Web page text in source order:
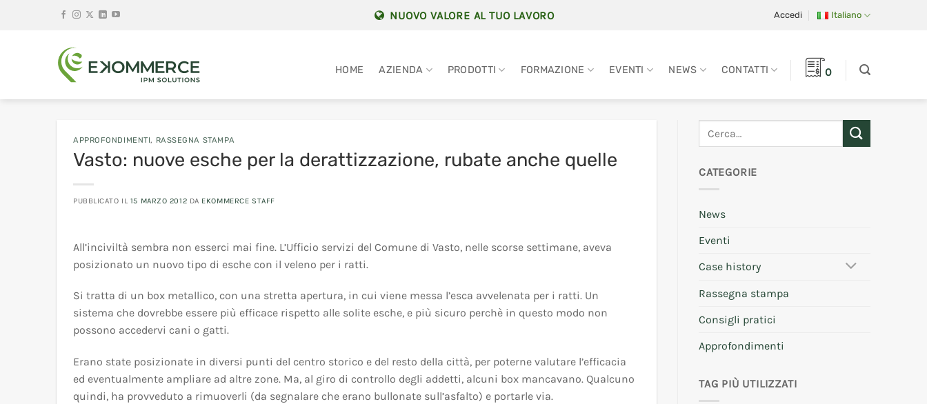
NUOVO VALORE AL TUO LAVORO Accedi Italiano
HOME AZIENDA PRODOTTI FORMAZIONE EVENTI NEWS CONTATTI 0
APPROFONDIMENTI, RASSEGNA STAMPA
Vasto: nuove esche per la derattizzazione, rubate anche quelle
PUBBLICATO IL 15 MARZO 2012 DA EKOMMERCE STAFF
All’inciviltà sembra non esserci mai fine. L’Ufficio servizi del Comune di Vasto, nelle scorse settimane, aveva
posizionato un nuovo tipo di esche con il veleno per i ratti.
Si tratta di un box metallico, con una stretta apertura, in cui viene messa l’esca avvelenata per i ratti. Un
sistema che dovrebbe essere più efficace rispetto alle solite esche, e più sicuro perchè in questo modo non
possono accedervi cani o gatti.
Erano state posizionate in diversi punti del centro storico e del resto della città, per poterne valutare l’efficacia
ed eventualmente ampliare ad altre zone. Ma, al giro di controllo degli addetti, alcuni box mancavano. Qualcuno
quindi, ha provveduto a rimuoverli (da segnalare che erano bullonate sull’asfalto) e portarle via.
CATEGORIE
News
Eventi
Case history
Rassegna stampa
Consigli pratici
Approfondimenti
TAG PIÙ UTILIZZATI